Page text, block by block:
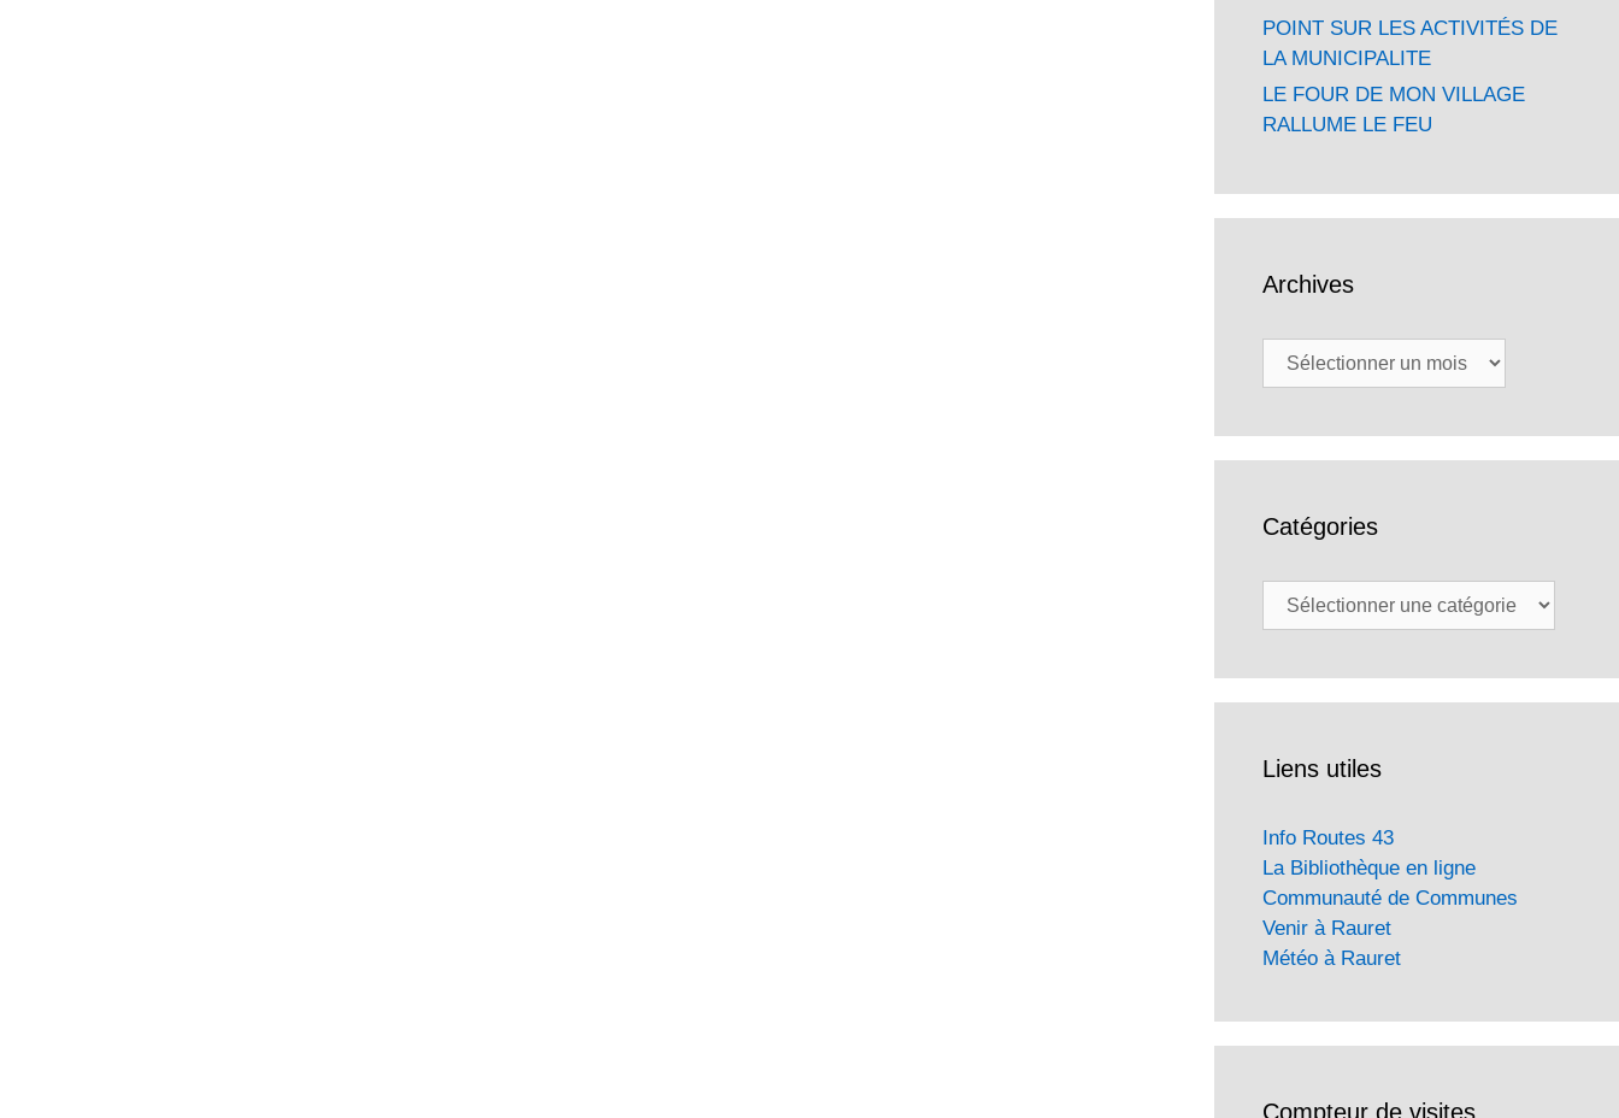
POINT SUR LES ACTIVITÉS DE
LA MUNICIPALITE
LE FOUR DE MON VILLAGE
RALLUME LE FEU
Archives
Archives
Catégories
Catégories
Liens utiles
Info Routes 43
La Bibliothèque en ligne
Communauté de Communes
Venir à Rauret
Météo à Rauret
Compteur de visites